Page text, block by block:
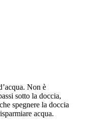
Non è
sotto la doccia,
spegnere la doccia
acqua.